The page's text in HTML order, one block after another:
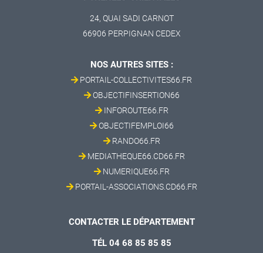
24, QUAI SADI CARNOT
66906 PERPIGNAN CEDEX
NOS AUTRES SITES :
PORTAIL-COLLECTIVITES66.FR
OBJECTIFINSERTION66
INFOROUTE66.FR
OBJECTIFEMPLOI66
RANDO66.FR
MEDIATHEQUE66.CD66.FR
NUMERIQUE66.FR
PORTAIL-ASSOCIATIONS.CD66.FR
CONTACTER LE DÉPARTEMENT
TÉL 04 68 85 85 85